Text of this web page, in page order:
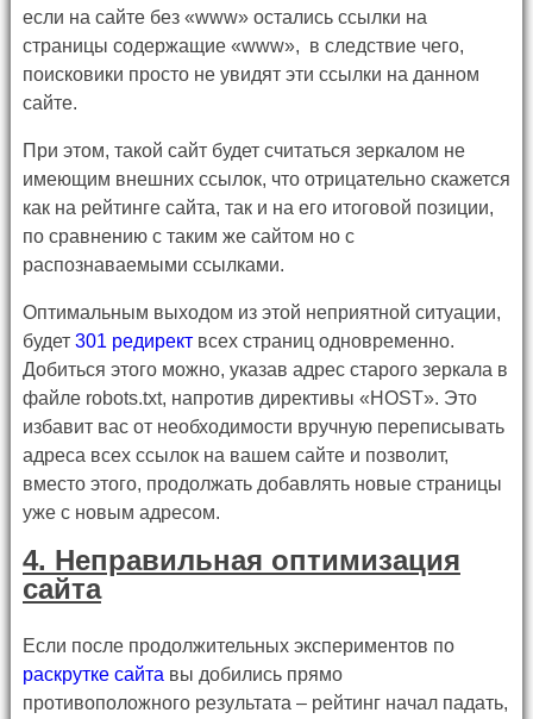
если на сайте без «www» остались ссылки на
страницы содержащие «www», в следствие чего,
поисковики просто не увидят эти ссылки на данном
сайте.
При этом, такой сайт будет считаться зеркалом не
имеющим внешних ссылок, что отрицательно скажется
как на рейтинге сайта, так и на его итоговой позиции,
по сравнению с таким же сайтом но с
распознаваемыми ссылками.
Оптимальным выходом из этой неприятной ситуации,
будет 301 редиректвсех страниц одновременно.
Добиться этого можно, указав адрес старого зеркала в
файле robots.txt, напротив директивы «HOST». Это
избавит вас от необходимости вручную переписывать
адреса всех ссылок на вашем сайте и позволит,
вместо этого, продолжать добавлять новые страницы
уже с новым адресом.
4. Неправильная оптимизация
сайта
Если после продолжительных экспериментов по
раскрутке сайта вы добились прямо
противоположного результата – рейтинг начал падать,